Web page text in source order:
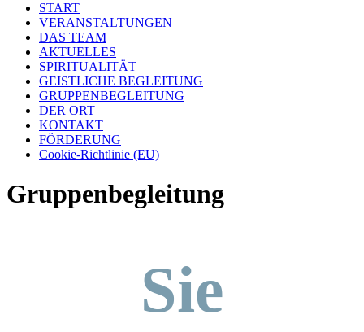
START
VERANSTALTUNGEN
DAS TEAM
AKTUELLES
SPIRITUALITÄT
GEISTLICHE BEGLEITUNG
GRUPPENBEGLEITUNG
DER ORT
KONTAKT
FÖRDERUNG
Cookie-Richtlinie (EU)
Gruppenbegleitung
Sie